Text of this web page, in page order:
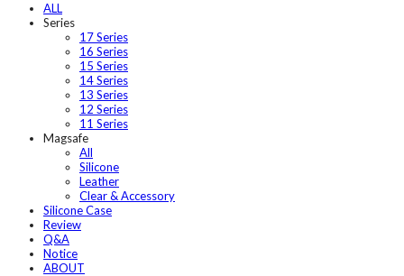
ALL
Series
17 Series
16 Series
15 Series
14 Series
13 Series
12 Series
11 Series
Magsafe
All
Silicone
Leather
Clear & Accessory
Silicone Case
Review
Q&A
Notice
ABOUT